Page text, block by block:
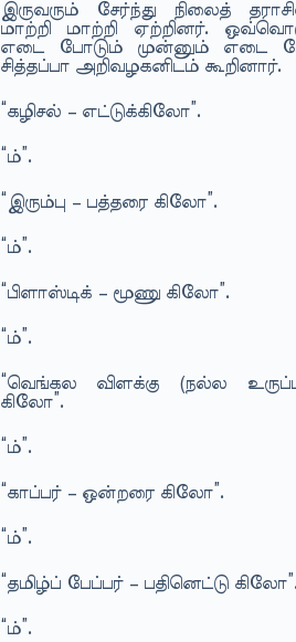
இருவரும் சேர்ந்து நிலைத்
மாற்றி மாற்றி ஏற்றினர்.
எடை போடும் முன்னும் எடை
சித்தப்பா அறிவழகனிடம் கூறினார்.
“கழிசல் – எட்டுக்கிலோ”.
“ம்”.
“இரும்பு – பத்தரை கிலோ”.
“ம்”.
“பிளாஸ்டிக் – மூணு கிலோ”.
“ம்”.
“வெங்கல விளக்கு (நல்ல
கிலோ”.
“ம்”.
“காப்பர் – ஒன்றரை கிலோ”.
“ம்”.
“தமிழ்ப் பேப்பர் – பதினெட்டு கிலோ”.
“ம்”.